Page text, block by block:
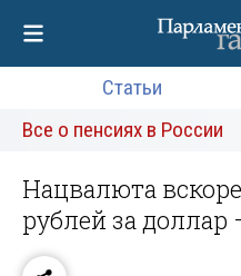
Статьи
Все о пенсиях в России
Нацвалюта
рублей за